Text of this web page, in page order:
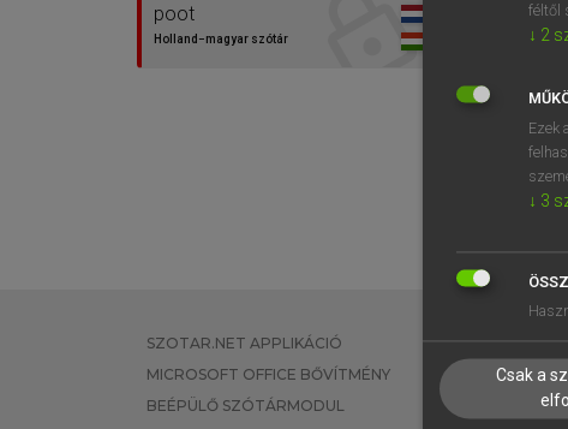
poot
Holland−magyar szótár
SZOTAR.NET APPLIKÁCIÓ
MICROSOFT OFFICE BŐVÍTMÉNY
BEÉPÜLŐ SZÓTÁRMODUL
EGYÉNI
TANULÓKNAK
OKTATÁSI
féltől
↓ 2
Ezek
↓ 3
Csak a